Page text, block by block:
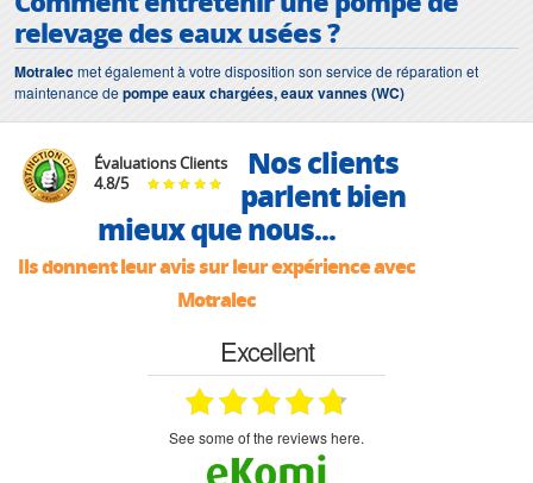
relevage des eaux usées ?
Motralecmet également à votre disposition son service de réparation et
maintenance depompe eaux chargées, eaux vannes (WC)
Évaluations Clients
4.8/5
Nos clients
parlent bien
mieux que nous...
Ils donnent leur avis sur leur expérience avec
Motralec
Excellent
see some of the reviews here.